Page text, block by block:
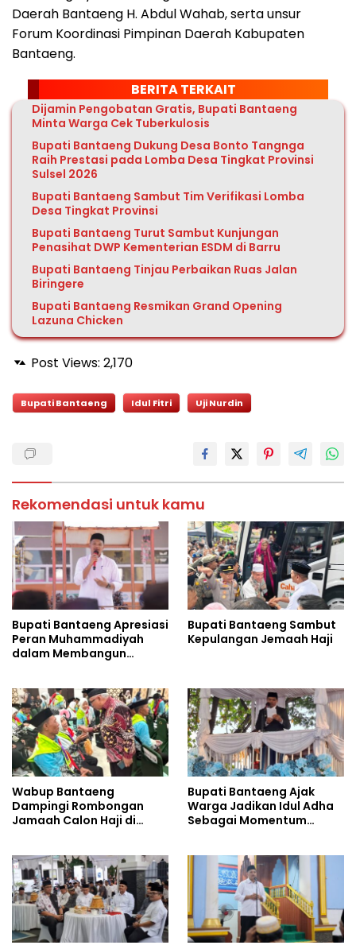
Daerah Bantaeng H. Abdul Wahab, serta unsur
Forum Koordinasi Pimpinan Daerah Kabupaten
Bantaeng.
BERITA TERKAIT
Dijamin Pengobatan Gratis, Bupati Bantaeng
Minta Warga Cek Tuberkulosis
Bupati Bantaeng Dukung Desa Bonto Tangnga
Raih Prestasi pada Lomba Desa Tingkat Provinsi
Sulsel 2026
Bupati Bantaeng Sambut Tim Verifikasi Lomba
Desa Tingkat Provinsi
Bupati Bantaeng Turut Sambut Kunjungan
Penasihat DWP Kementerian ESDM di Barru
Bupati Bantaeng Tinjau Perbaikan Ruas Jalan
Biringere
Bupati Bantaeng Resmikan Grand Opening
Lazuna Chicken
Post Views: 2,170
Bupati Bantaeng Idul Fitri Uji Nurdin
Rekomendasi untuk kamu
Bupati Bantaeng Apresiasi
Peran Muhammadiyah
dalam Membangun
Bupati Bantaeng Sambut
Kepulangan Jemaah Haji
Wabup Bantaeng
Dampingi Rombongan
Jamaah Calon Haji di
Bupati Bantaeng Ajak
Warga Jadikan Idul Adha
Sebagai Momentum